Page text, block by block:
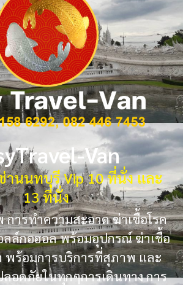
Van
านนทบุรี Vip 10 ที่นั่ง และ
13 ที่นั่ง
ารทำความสะอาด ฆ่าเชื้อโรค
ล์กอฮอล พร้อมอุปกรณ์ ฆ่าเชื้อ
พร้อมการบริการที่สุภาพ และ
อดภัยในทุกๆการเดินทาง การ